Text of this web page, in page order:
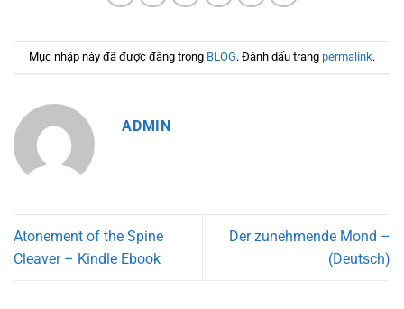
Mục nhập này đã được đăng trong BLOG. Đánh dấu trang permalink.
ADMIN
Atonement of the Spine
Cleaver – Kindle Ebook
Der zunehmende Mond –
(Deutsch)